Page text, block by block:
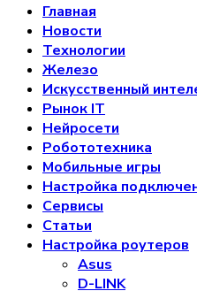
Главная
Новости
Технологии
Железо
Искусственный
Рынок IT
Нейросети
Робототехника
Мобильные игры
Настройка
Сервисы
Статьи
Настройка роутеров
Asus
D-LINK